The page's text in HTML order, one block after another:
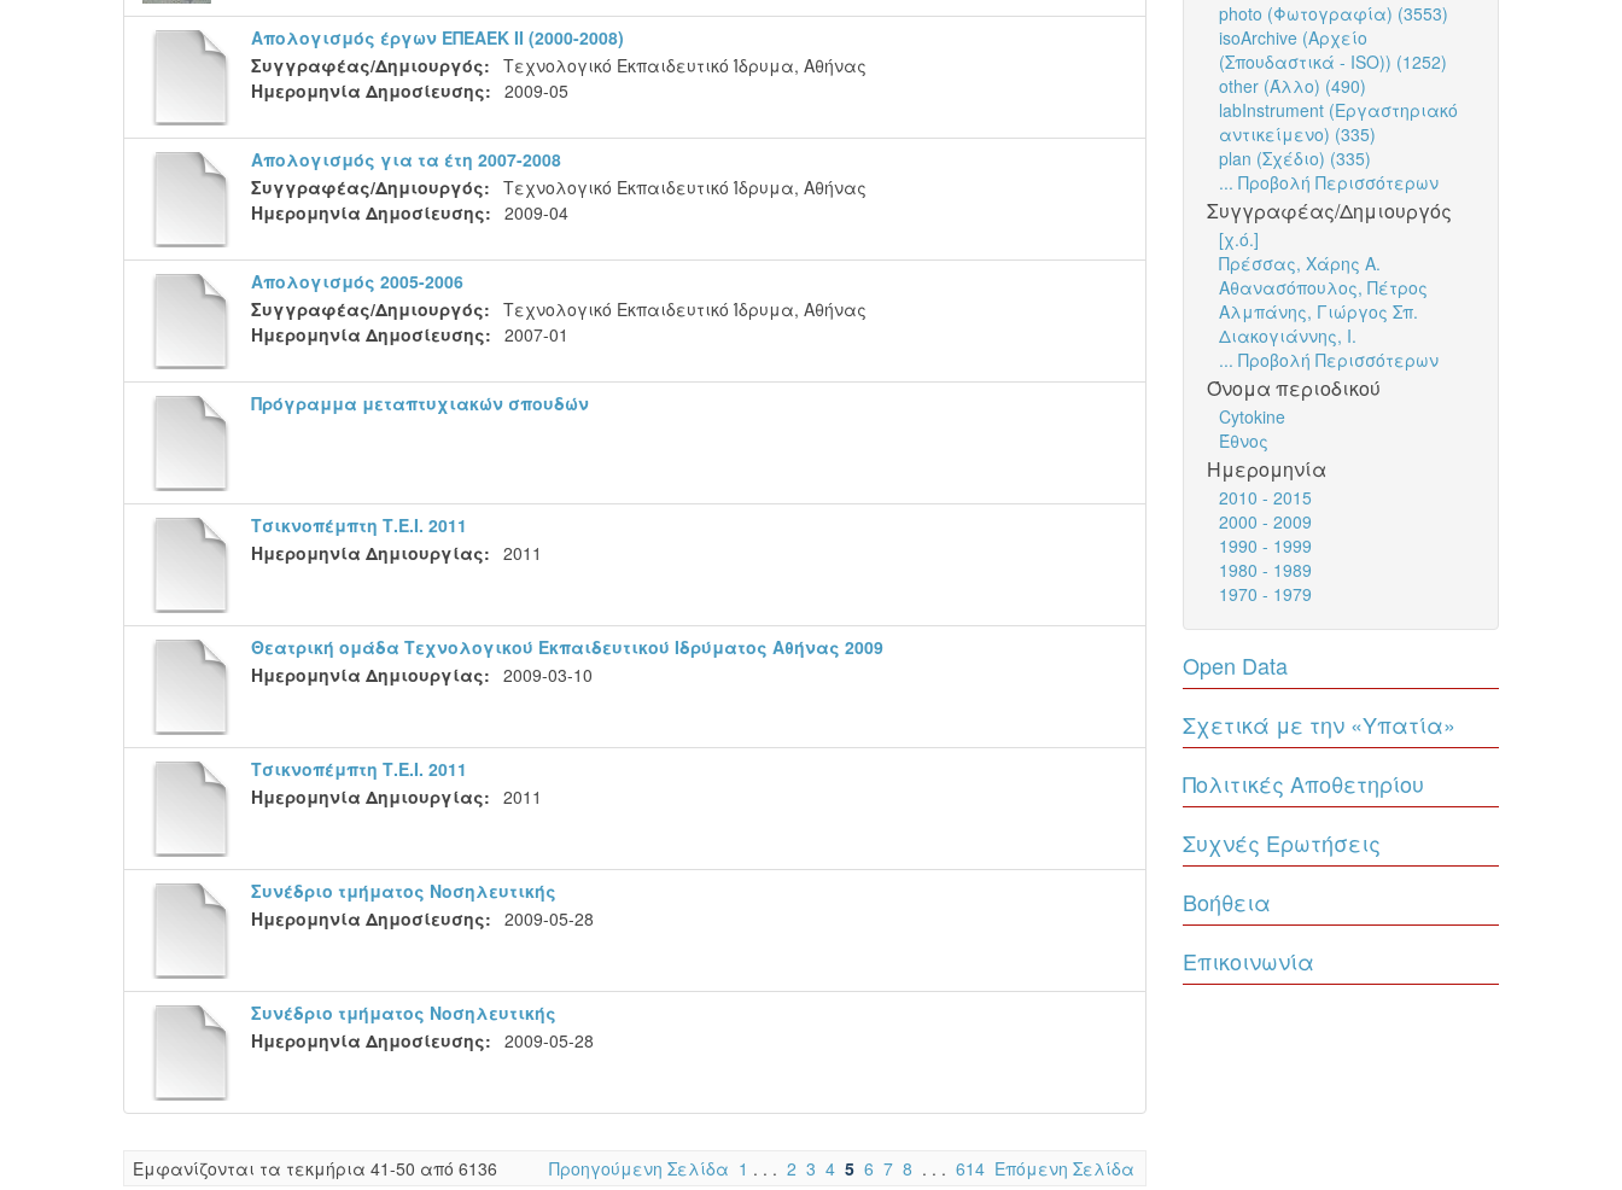
Απολογισμός έργων ΕΠΕΑΕΚ ΙΙ (2000-2008)
Συγγραφέας/Δημιουργός: Τεχνολογικό Εκπαιδευτικό Ίδρυμα, Αθήνας
Ημερομηνία Δημοσίευσης: 2009-05
Απολογισμός για τα έτη 2007-2008
Συγγραφέας/Δημιουργός: Τεχνολογικό Εκπαιδευτικό Ίδρυμα, Αθήνας
Ημερομηνία Δημοσίευσης: 2009-04
Απολογισμός 2005-2006
Συγγραφέας/Δημιουργός: Τεχνολογικό Εκπαιδευτικό Ίδρυμα, Αθήνας
Ημερομηνία Δημοσίευσης: 2007-01
Πρόγραμμα μεταπτυχιακών σπουδών
Τσικνοπέμπτη Τ.Ε.Ι. 2011
Ημερομηνία Δημιουργίας: 2011
Θεατρική ομάδα Τεχνολογικού Εκπαιδευτικού Ιδρύματος Αθήνας 2009
Ημερομηνία Δημιουργίας: 2009-03-10
Τσικνοπέμπτη Τ.Ε.Ι. 2011
Ημερομηνία Δημιουργίας: 2011
Συνέδριο τμήματος Νοσηλευτικής
Ημερομηνία Δημοσίευσης: 2009-05-28
Συνέδριο τμήματος Νοσηλευτικής
Ημερομηνία Δημοσίευσης: 2009-05-28
Eμφανίζονται τα τεκμήρια 41-50 από 6136 Προηγούμενη Σελίδα 1 . . . 2 3 4 5 6 7 8 . . . 614 Επόμενη Σελίδα
photo (Φωτογραφία) (3553)
isoArchive (Αρχείο
(Σπουδαστικά - ISO)) (1252)
other (Άλλο) (490)
labInstrument (Εργαστηριακό
αντικείμενο) (335)
plan (Σχέδιο) (335)
... Προβολή Περισσότερων
Συγγραφέας/Δημιουργός
[χ.ό.]
Πρέσσας, Χάρης Α.
Αθανασόπουλος, Πέτρος
Αλμπάνης, Γιώργος Σπ.
Διακογιάννης, Ι.
... Προβολή Περισσότερων
Όνομα περιοδικού
Cytokine
Έθνος
Ημερομηνία
2010 - 2015
2000 - 2009
1990 - 1999
1980 - 1989
1970 - 1979
Open Data
Σχετικά με την «Υπατία»
Πολιτικές Αποθετηρίου
Συχνές Ερωτήσεις
Βοήθεια
Επικοινωνία